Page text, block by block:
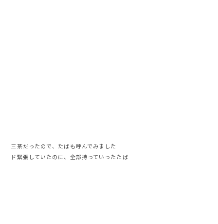
三茶だったので、たばも呼んでみました
ド緊張していたのに、全部持っていったたば